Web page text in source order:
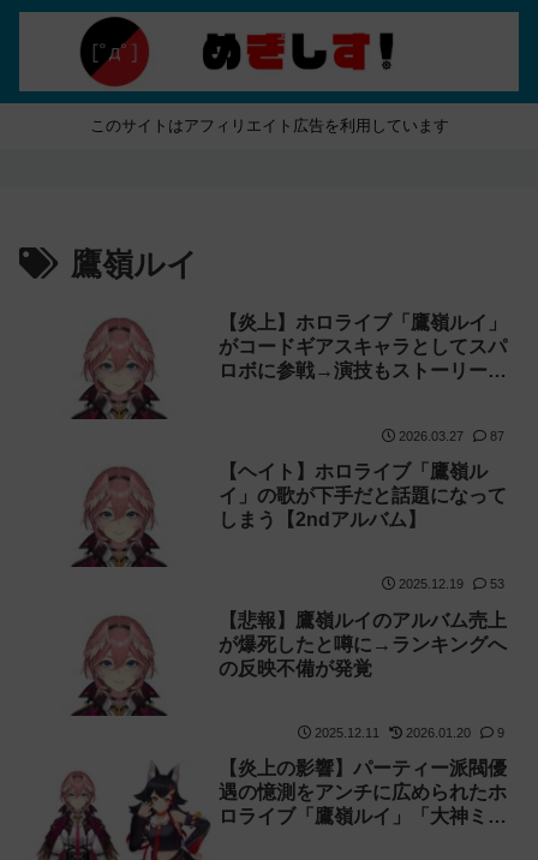
このサイトはアフィリエイト広告を利用しています
鷹嶺ルイ
【炎上】ホロライブ「鷹嶺ルイ」
がコードギアスキャラとしてスパ
ロボに参戦→演技もストーリーも
2026.03.27 87
【ヘイト】ホロライブ「鷹嶺ル
イ」の歌が下手だと話題になって
しまう【2ndアルバム】
2025.12.19 53
【悲報】鷹嶺ルイのアルバム売上
が爆死したと噂に→ランキングへ
の反映不備が発覚
2025.12.11 2026.01.20 9
【炎上の影響】パーティー派閥優
遇の憶測をアンチに広められたホ
ロライブ「鷹嶺ルイ」「大神ミ